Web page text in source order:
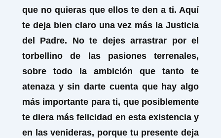
que no quieras que ellos te den a ti. Aquí
te deja bien claro una vez más la Justicia
del Padre. No te dejes arrastrar por el
torbellino de las pasiones terrenales,
sobre todo la ambición que tanto te
atenaza y sin darte cuenta que hay algo
más importante para ti, que posiblemente
te diera más felicidad en esta existencia y
en las venideras, porque tu presente deja